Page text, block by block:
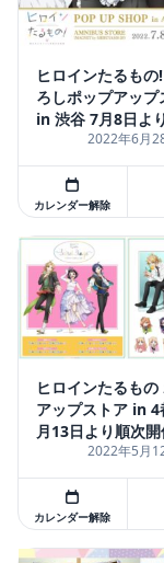
ヒロインたるもの
ろしポップアップ
in 渋谷 7月8日よ
2022年6月
カレンダー解除
ヒロインたるもの
アップストア in 4
月13日より順次
2022年5月
カレンダー解除